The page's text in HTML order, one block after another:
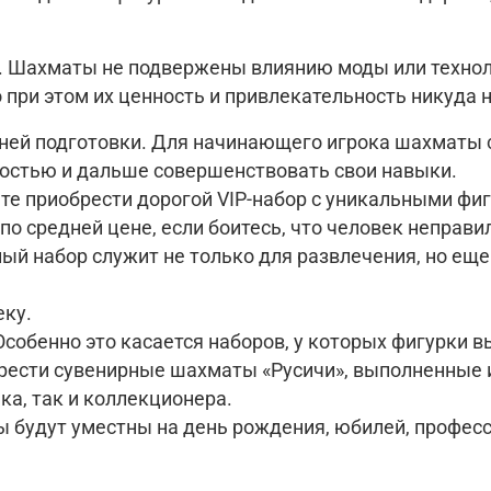
не подвержены влиянию моды или
этом их ценность и привлекательность никуда
подготовки. Для начинающего игрока шахматы
и дальше совершенствовать свои навыки.
дорогой VIP-набор с уникальными
средней цене, если боитесь, что человек
набор служит не только для развлечения, но
это касается наборов, у которых фигурки
сувенирные шахматы «Русичи», выполненные
так и коллекционера.
уместны на день рождения, юбилей,